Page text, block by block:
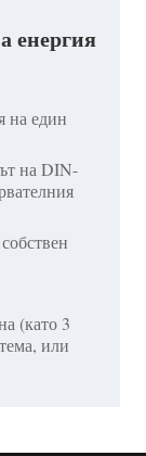
енергия
на един
на DIN-
(като 3
или